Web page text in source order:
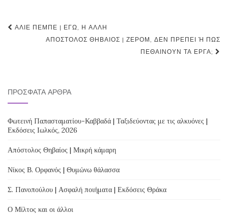
Post
navigation
ΑΛΙΈ ΠΕΜΠΈ | ΕΓΏ, Η ΆΛΛΗ
ΑΠΌΣΤΟΛΟΣ ΘΗΒΑΊΟΣ | ΖΕΡΌΜ, ΔΕΝ ΠΡΈΠΕΙ Ή ΠΏΣ Π
ΕΘΑΊΝΟΥΝ ΤΑ ΈΡΓΑ;
ΠΡΌΣΦΑΤΑ ΆΡΘΡΑ
Φωτεινή Παπασταματίου-Καββαδά | Ταξιδεύοντας με τις αλκυόνες |
Εκδόσεις Ιωλκός, 2026
Απόστολος Θηβαίος | Μικρή κάμαρη
Νίκος Β. Ορφανός | Θυμώνω θάλασσα
Σ. Πανοπούλου | Ασφαλή ποιήματα | Εκδόσεις Θράκα
Ο Μίλτος και οι άλλοι